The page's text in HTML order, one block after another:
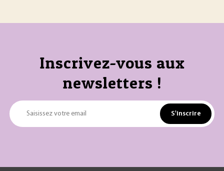
Inscrivez-vous aux
newsletters !
Saisissez votre email S'inscrire